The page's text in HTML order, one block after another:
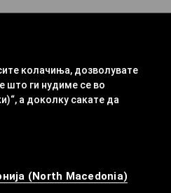
колачиња, дозволувате
што ги нудиме се во
а доколку сакате да
(North Macedonia)